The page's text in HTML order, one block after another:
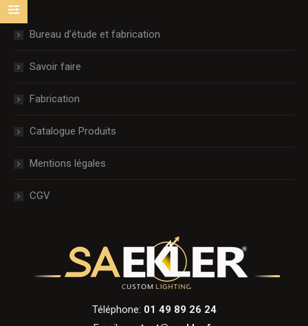
Bureau d’étude et fabrication
Savoir faire
Fabrication
Catalogue Produits
Mentions légales
CGV
Téléphone: 01 49 89 26 24